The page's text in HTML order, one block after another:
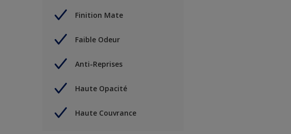
Finition Mate
Faible Odeur
Anti-Reprises
Haute Opacité
Haute Couvrance